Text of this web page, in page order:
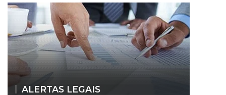
ALERTAS LEGAIS